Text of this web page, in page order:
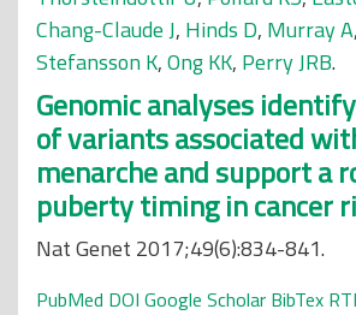
Chang-Claude J, Hinds D, Murray A,
Stefansson K,Ong KK, Perry JRB.
Genomic analyses
of variants associated
menarche and support a
puberty timing in cancer
Nat Genet 2017;49(6):834-841.
PubMed DOI Google Scholar BibTex